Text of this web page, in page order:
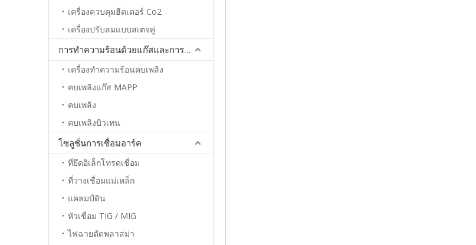
เครื่องควบคุมฮีตเตอร์ Co2
เครื่องปรับลมแบบสเตจคู่
การทำความร้อนด้วยแก๊สและการประสาน
เครื่องทำความร้อนคบเพลิง
คบเพลิงแก๊ส MAPP
คบเพลิง
คบเพลิงบิวเทน
โซลูชั่นการเชื่อมอาร์ค
ที่ยึดอิเล็กโทรดเชื่อม
ที่วางเชื่อมแม่เหล็ก
แคลมป์ดิน
หัวเชื่อม TIG / MIG
ไฟฉายตัดพลาสม่า